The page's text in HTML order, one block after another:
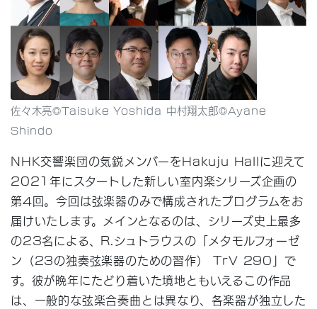
佐々木亮©Taisuke Yoshida 中村翔太郎©Ayane
Shindo
NHK交響楽団の気鋭メンバーをHakuju Hallに迎えて
2021年にスタートした新しい室内楽シリーズ企画の
第4回。今回は弦楽器のみで構成されたプログラムをお
届けいたします。メインとなるのは、シリーズ史上最多
の23名による、R.シュトラウスの「メタモルフォーゼ
ン（23の独奏弦楽器のための習作） TrV 290」で
す。彼が晩年にたどり着いた境地ともいえるこの作品
は、一般的な弦楽合奏曲とは異なり、各楽器が独立した